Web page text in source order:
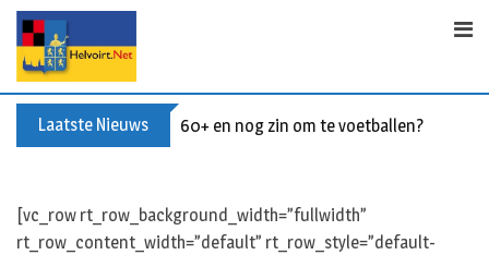
Skip
content
Laatste Nieuws 60+ en nog zin om te voetballen? Kom
[vc_row rt_row_background_width=”fullwidth”
rt_row_content_width=”default” rt_row_style=”default-